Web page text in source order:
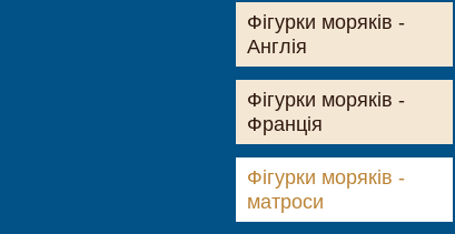
Фігурки моряків -
Англія
Фігурки моряків -
Франція
Фігурки моряків -
матроси